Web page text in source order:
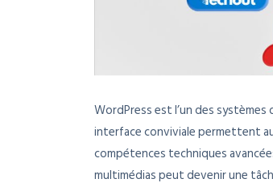
WordPress est l’un des
interface conviviale permettent
compétences techniques
multimédias peut devenir une